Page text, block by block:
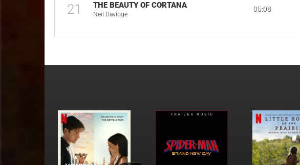
21 THE BEAUTY OF CORTANA
Neil Davidge
05:08